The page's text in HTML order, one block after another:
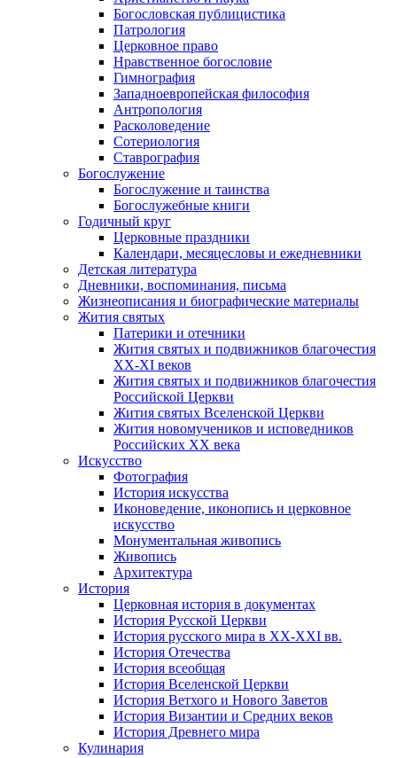
Богословская публицистика
Патрология
Церковное право
Нравственное богословие
Гимнография
Западноевропейская философия
Антропология
Расколоведение
Сотериология
Ставрография
Богослужение
Богослужение и таинства
Богослужебные книги
Годичный круг
Церковные праздники
Календари, месяцесловы и ежедневники
Детская литература
Дневники, воспоминания, письма
Жизнеописания и биографические материалы
Жития святых
Патерики и отечники
Жития святых и подвижников благочестия
ХХ-XI веков
Жития святых и подвижников благочестия
Российской Церкви
Жития святых Вселенской Церкви
Жития новомучеников и исповедников
Российских ХХ века
Искусство
Фотография
История искусства
Иконоведение, иконопись и церковное
искусство
Монументальная живопись
Живопись
Архитектура
История
Церковная история в документах
История Русской Церкви
История русского мира в ХХ-ХХI вв.
История Отечества
История всеобщая
История Вселенской Церкви
История Ветхого и Нового Заветов
История Византии и Средних веков
История Древнего мира
Кулинария